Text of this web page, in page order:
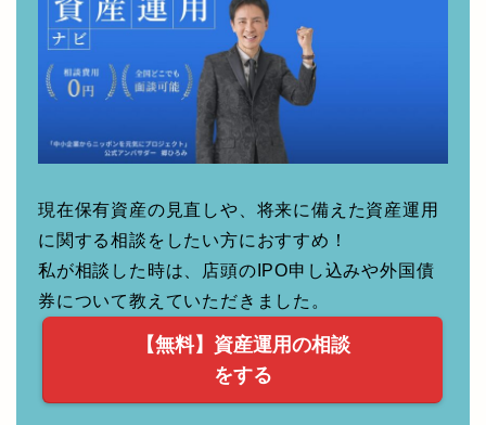
現在保有資産の見直しや、将来に備えた資産運用
に関する相談をしたい方におすすめ！
私が相談した時は、店頭のIPO申し込みや外国債
券について教えていただきました。
【無料】資産運用の相談
をする